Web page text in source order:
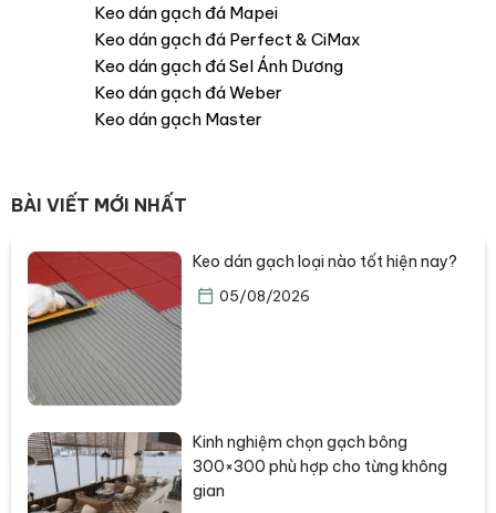
Keo dán gạch đá Mapei
Keo dán gạch đá Perfect & CiMax
Keo dán gạch đá Sel Ánh Dương
Keo dán gạch đá Weber
Keo dán gạch Master
BÀI VIẾT MỚI NHẤT
Keo dán gạch loại nào tốt hiện nay?
05/08/2026
Kinh nghiệm chọn gạch bông
300×300 phù hợp cho từng không
gian